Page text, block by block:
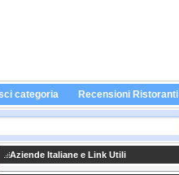
categoria Recensioni Ristoranti
Aziende Italiane e Link Utili